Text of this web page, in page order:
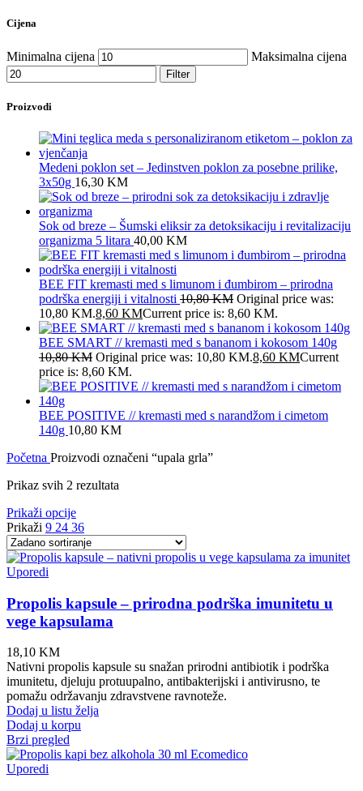
Cijena
Minimalna cijena Maksimalna cijena
Filter
Proizvodi
Medeni poklon set – Jedinstven poklon za posebne prilike,
3x50g 16,30 KM
Sok od breze – Šumski eliksir za detoksikaciju i revitalizaciju
organizma 5 litara 40,00 KM
BEE FIT kremasti med s limunom i đumbirom – prirodna
podrška energiji i vitalnosti 10,80KM Original price was:
10,80 KM.8,60 KMCurrent price is: 8,60 KM.
BEE SMART // kremasti med s bananom i kokosom 140g
10,80KM Original price was: 10,80 KM.8,60 KMCurrent
price is: 8,60 KM.
BEE POSITIVE // kremasti med s narandžom i cimetom
140g 10,80 KM
Početna Proizvodi označeni “upala grla”
Prikaz svih 2 rezultata
Prikaži opcije
Prikaži 9 24 36
Uporedi
Propolis kapsule – prirodna podrška imunitetu u
vege kapsulama
18,10 KM
Nativni propolis kapsule su snažan prirodni antibiotik i podrška
imunitetu, djeluju protuupalno, antibakterijski i antivirusno, te
pomažu održavanju zdravstvene ravnoteže.
Dodaj u listu želja
Dodaj u korpu
Brzi pregled
Uporedi